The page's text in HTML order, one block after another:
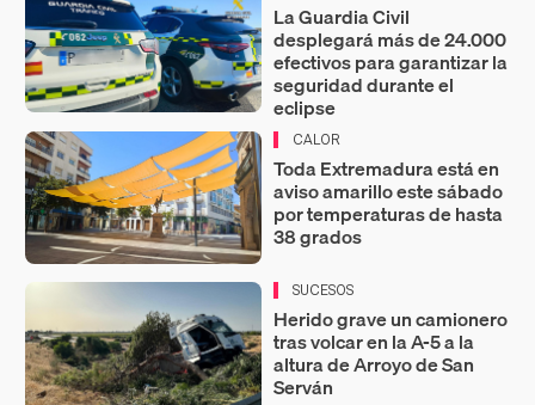
La Guardia Civil
desplegará más de 24.000
efectivos para garantizar la
seguridad durante el
eclipse
CALOR
Toda Extremadura está en
aviso amarillo este sábado
por temperaturas de hasta
38 grados
SUCESOS
Herido grave un camionero
tras volcar en la A-5 a la
altura de Arroyo de San
Serván